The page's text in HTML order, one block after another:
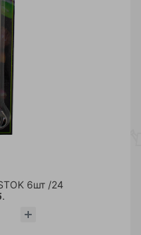
6шт /24